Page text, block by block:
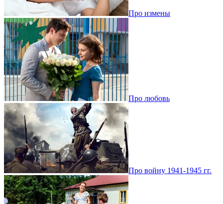
Про измены
Про любовь
Про войну 1941-1945 гг.